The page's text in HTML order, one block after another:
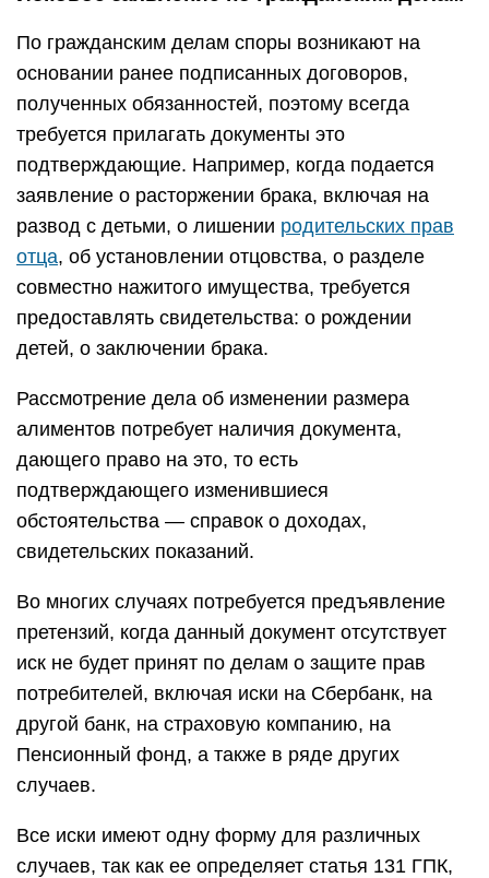
По гражданским делам споры возникают на
основании ранее подписанных договоров,
полученных обязанностей, поэтому всегда
требуется прилагать документы это
подтверждающие. Например, когда подается
заявление о расторжении брака, включая на
развод с детьми, о лишении родительских прав
отца, об установлении отцовства, о разделе
совместно нажитого имущества, требуется
предоставлять свидетельства: о рождении
детей, о заключении брака.
Рассмотрение дела об изменении размера
алиментов потребует наличия документа,
дающего право на это, то есть
подтверждающего изменившиеся
обстоятельства — справок о доходах,
свидетельских показаний.
Во многих случаях потребуется предъявление
претензий, когда данный документ отсутствует
иск не будет принят по делам о защите прав
потребителей, включая иски на Сбербанк, на
другой банк, на страховую компанию, на
Пенсионный фонд, а также в ряде других
случаев.
Все иски имеют одну форму для различных
случаев, так как ее определяет статья 131 ГПК,